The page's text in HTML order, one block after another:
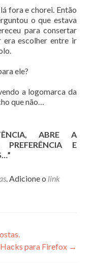
fora e chorei. Então
o que estava
para consertar
escolher entre ir
ele?
a logomarca da
que não…
ABRE A
E
. Adicione o link
Hacks para Firefox →